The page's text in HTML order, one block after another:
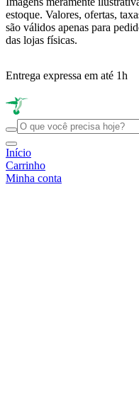
estoque. Valores, ofertas,
são válidos apenas para
das lojas físicas.
Entrega expressa em até 1h
Início
Carrinho
Minha conta